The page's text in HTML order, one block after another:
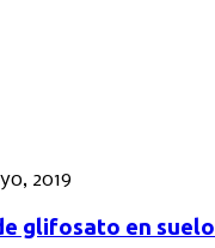
2019
glifosato en